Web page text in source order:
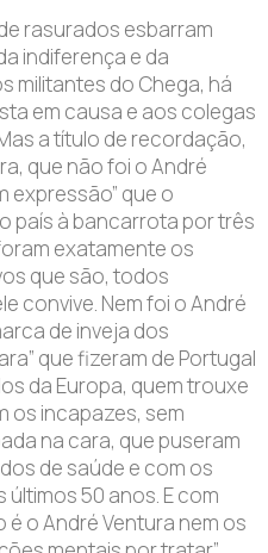
rasurados esbarram
indiferença e da
militantes do Chega, há
em causa e aos colegas
a título de recordação,
que não foi o André
expressão” que o
país à bancarrota por três
exatamente os
que são, todos
convive. Nem foi o André
de inveja dos
que fizeram de Portugal
da Europa, quem trouxe
os incapazes, sem
na cara, que puseram
de saúde e com os
50 anos. E com
o André Ventura nem os